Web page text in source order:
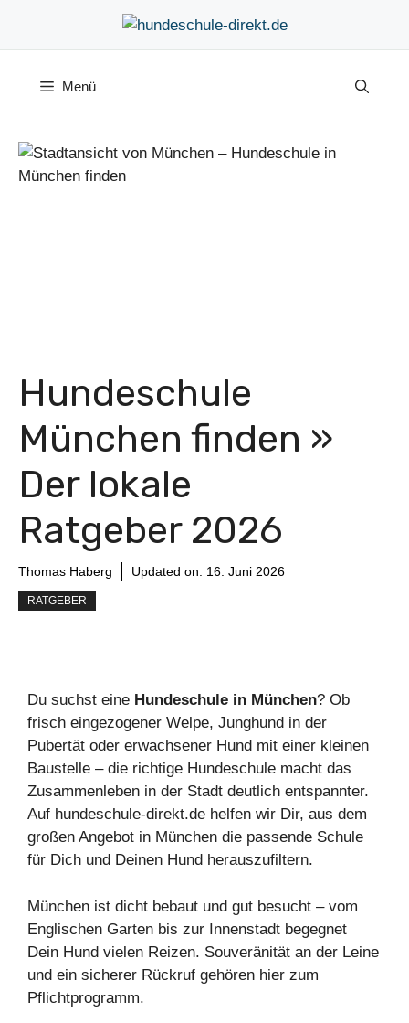
springen
Menü
Hundeschule
München finden »
Der lokale
Ratgeber 2026
Thomas Haberg Updated on: 16. Juni 2026
RATGEBER
Du suchst eine Hundeschule in München? Ob
frisch eingezogener Welpe, Junghund in der
Pubertät oder erwachsener Hund mit einer kleinen
Baustelle – die richtige Hundeschule macht das
Zusammenleben in der Stadt deutlich entspannter.
Auf hundeschule-direkt.de helfen wir Dir, aus dem
großen Angebot in München die passende Schule
für Dich und Deinen Hund herauszufiltern.
München ist dicht bebaut und gut besucht – vom
Englischen Garten bis zur Innenstadt begegnet
Dein Hund vielen Reizen. Souveränität an der Leine
und ein sicherer Rückruf gehören hier zum
Pflichtprogramm.